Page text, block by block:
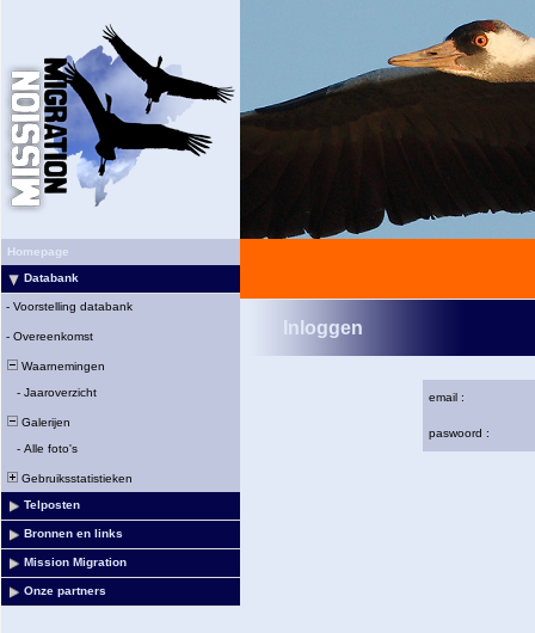
Homepage
Databank
- Voorstelling databank
- Overeenkomst
Waarnemingen
- Jaaroverzicht
Galerijen
- Alle foto's
Gebruiksstatistieken
Telposten
Bronnen en links
Mission Migration
Onze partners
Inloggen
email :
paswoord :